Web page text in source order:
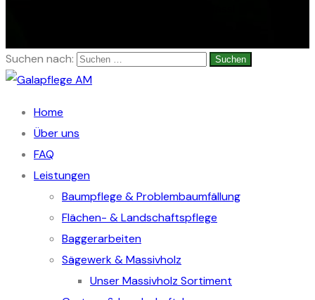
Suchen nach:
Home
Über uns
FAQ
Leistungen
Baumpflege & Problembaumfällung
Flächen- & Landschaftspflege
Baggerarbeiten
Sägewerk & Massivholz
Unser Massivholz Sortiment